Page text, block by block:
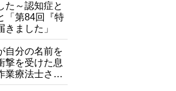
た～認知症と
「第84回『特
きました」
自分の名前を
撃を受けた息
業療法士さん